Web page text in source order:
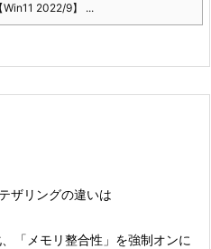
Win11 2022/9】 ...
ザリングの違いは
「メモリ整合性」を強制オンに